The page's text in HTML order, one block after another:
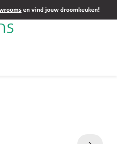
en vind jouw droomkeuken!